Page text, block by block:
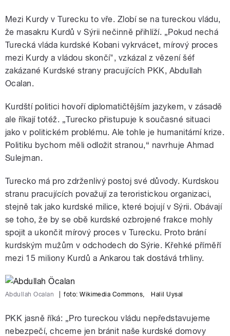
Mezi Kurdy v Turecku to vře. Zlobí se na tureckou vládu,
že masakru Kurdů v Sýrii nečinně přihlíží. „Pokud nechá
Turecká vláda kurdské Kobani vykrvácet, mírový proces
mezi Kurdy a vládou skončí", vzkázal z vězení šéf
zakázané Kurdské strany pracujících PKK, Abdullah
Ocalan.
Kurdští politici hovoří diplomatičtějším jazykem, v zásadě
ale říkají totéž. „Turecko přistupuje k současné situaci
jako v politickém problému. Ale tohle je humanitární krize.
Politiku bychom měli odložit stranou,“ navrhuje Ahmad
Sulejman.
Turecko má pro zdrženlivý postoj své důvody. Kurdskou
stranu pracujících považují za teroristickou organizaci,
stejně tak jako kurdské milice, které bojují v Sýrii. Obávají
se toho, že by se obě kurdské ozbrojené frakce mohly
spojit a ukončit mírový proces v Turecku. Proto brání
kurdským mužům v odchodech do Sýrie. Křehké příměří
mezi 15 miliony Kurdů a Ankarou tak dostává trhliny.
Abdullah Öcalan foto:Wikimedia Commons, Halil Uysal
PKK jasně říká: „Pro tureckou vládu nepředstavujeme
nebezpečí, chceme jen bránit naše kurdské domovy